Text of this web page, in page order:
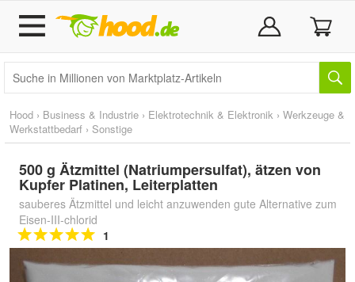
Hood › Business & Industrie › Elektrotechnik & Elektronik › Werkzeuge &
Werkstattbedarf › Sonstige
500 g Ätzmittel (Natriumpersulfat), ätzen von
Kupfer Platinen, Leiterplatten
sauberes Ätzmittel und leicht anzuwenden gute Alternative zum
Eisen-III-chlorid
1